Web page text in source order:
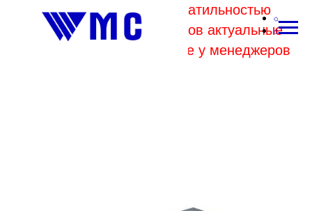
В связи с высокой волатильностью
отпускных цен комбинатов актуальные
цены на металл уточняйте у менеджеров